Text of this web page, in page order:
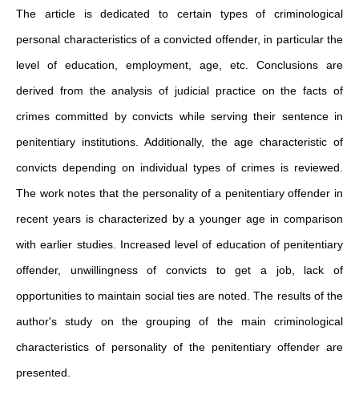
The article is dedicated to certain types of criminological
personal characteristics of a convicted offender, in particular the
level of education, employment, age, etc. Conclusions are
derived from the analysis of judicial practice on the facts of
crimes committed by convicts while serving their sentence in
penitentiary institutions. Additionally, the age characteristic of
convicts depending on individual types of crimes is reviewed.
The work notes that the personality of a penitentiary offender in
recent years is characterized by a younger age in comparison
with earlier studies. Increased level of education of penitentiary
offender, unwillingness of convicts to get a job, lack of
opportunities to maintain social ties are noted. The results of the
author's study on the grouping of the main criminological
characteristics of personality of the penitentiary offender are
presented.